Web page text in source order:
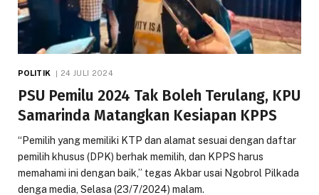
POLITIK 24 JULI 2024
PSU Pemilu 2024 Tak Boleh Terulang, KPU
Samarinda Matangkan Kesiapan KPPS
“Pemilih yang memiliki KTP dan alamat sesuai dengan daftar
pemilih khusus (DPK) berhak memilih, dan KPPS harus
memahami ini dengan baik,” tegas Akbar usai Ngobrol Pilkada
denga media, Selasa (23/7/2024) malam.